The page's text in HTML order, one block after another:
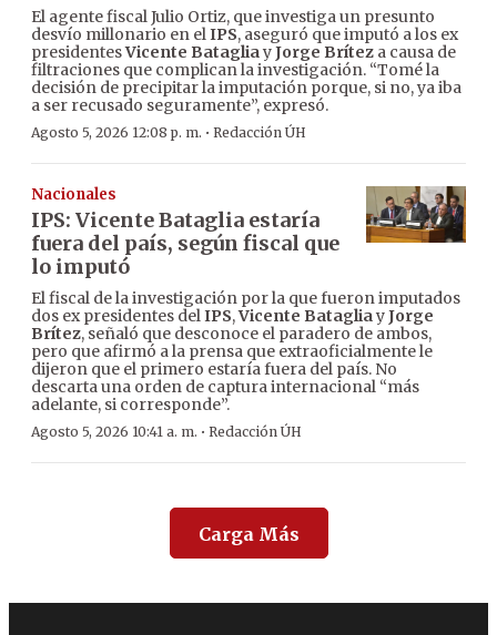
El agente fiscal Julio Ortiz, que investiga un presunto
desvío millonario en elIPS, aseguró que imputó a los ex
presidentesVicente BatagliayJorge Brítez a causa de
filtraciones que complican la investigación. “Tomé la
decisión de precipitar la imputación porque, si no, ya iba
a ser recusado seguramente”, expresó.
Agosto 5, 2026 12:08 p. m. · Redacción ÚH
Nacionales
IPS: Vicente Bataglia estaría
fuera del país, según fiscal que
lo imputó
El fiscal de la investigación por la que fueron imputados
dos ex presidentes delIPS,Vicente BatagliayJorge
Brítez, señaló que desconoce el paradero de ambos,
pero que afirmó a la prensa que extraoficialmente le
dijeron que el primero estaría fuera del país. No
descarta una orden de captura internacional “más
adelante, si corresponde”.
Agosto 5, 2026 10:41 a. m. · Redacción ÚH
Carga Más